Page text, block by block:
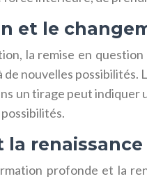
et le
la remise en
nouvelles
un tirage peut
la renaissance
profonde et la